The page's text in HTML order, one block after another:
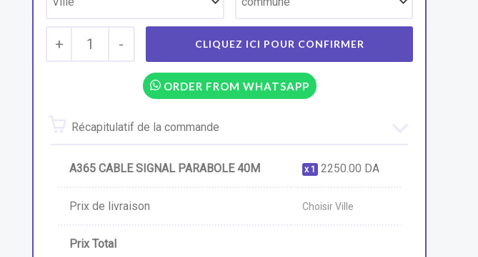
+ 1 -
ORDER FROM WHATSAPP
Récapitulatif de la commande
A365 CABLE SIGNAL PARABOLE 40M 1 2250.00 DA
Prix de livraison Choisir Ville
Prix Total